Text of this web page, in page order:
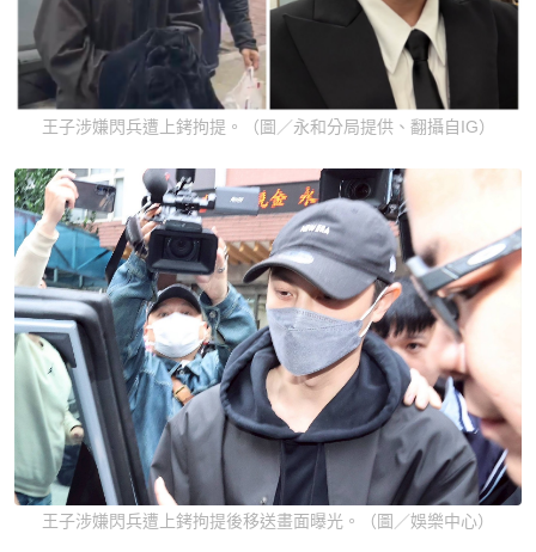
王子涉嫌閃兵遭上銬拘提。（圖／永和分局提供、翻攝自IG）
王子涉嫌閃兵遭上銬拘提後移送畫面曝光。（圖／娛樂中心）